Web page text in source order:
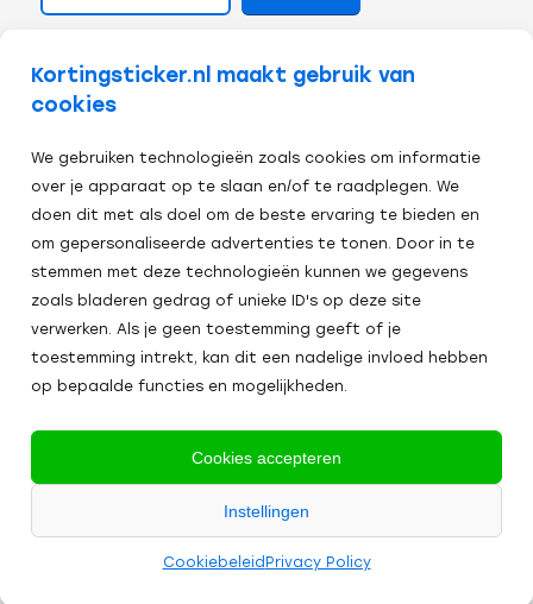
Kortingsticker.nl maakt gebruik van
cookies
We gebruiken technologieën zoals cookies om informatie
over je apparaat op te slaan en/of te raadplegen. We
doen dit met als doel om de beste ervaring te bieden en
om gepersonaliseerde advertenties te tonen. Door in te
stemmen met deze technologieën kunnen we gegevens
zoals bladeren gedrag of unieke ID's op deze site
verwerken. Als je geen toestemming geeft of je
toestemming intrekt, kan dit een nadelige invloed hebben
op bepaalde functies en mogelijkheden.
Cookies accepteren
Instellingen
Cookiebeleid Privacy Policy
Veilig afrekenen:
Algemene Voorwaarden